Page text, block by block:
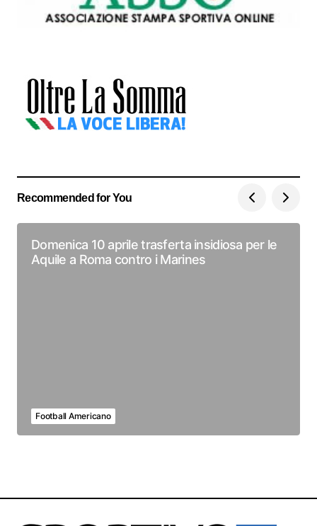
Recommended for You
Domenica 10 aprile trasferta insidiosa per le
Aquile a Roma contro i Marines
Football Americano